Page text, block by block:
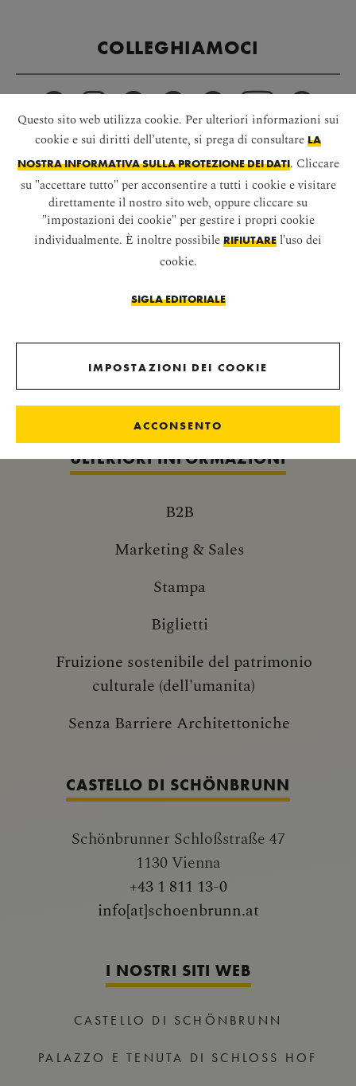
COLLEGHIAMOCI
SCARICA L‘APP
NEWSLETTER
ULTERIORI INFORMAZIONI
B2B
Marketing & Sales
Stampa
Biglietti
Fruizione sostenibile del patrimonio
culturale (dell'umanita)
Senza Barriere Architettoniche
CASTELLO DI SCHÖNBRUNN
Schönbrunner Schloßstraße 47
1130 Vienna
+43 1 811 13-0
info[at]schoenbrunn.at
I NOSTRI SITI WEB
CASTELLO DI SCHÖNBRUNN
PALAZZO E TENUTA DI SCHLOSS HOF
Questo sito web utilizza cookie. Per ulteriori informazioni sui
cookie e sui diritti dell’utente, si prega di consultare LA
NOSTRA INFORMATIVA SULLA PROTEZIONE DEI DATI. Cliccare
su "accettare tutto" per acconsentire a tutti i cookie e visitare
direttamente il nostro sito web, oppure cliccare su
"impostazioni dei cookie" per gestire i propri cookie
individualmente. È inoltre possibile RIFIUTARE l'uso dei
cookie.
SIGLA EDITORIALE
IMPOSTAZIONI DEI COOKIE
ACCONSENTO